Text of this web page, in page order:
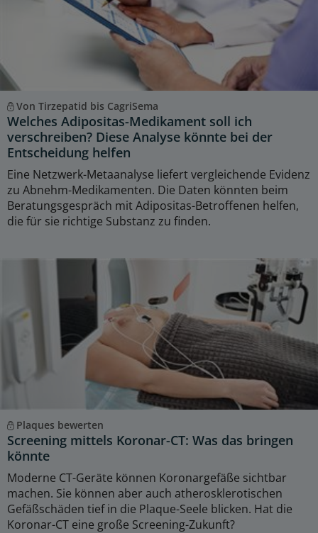
Von Tirzepatid bis CagriSema
Welches Adipositas-Medikament soll ich
verschreiben? Diese Analyse könnte bei der
Entscheidung helfen
Eine Netzwerk-Metaanalyse liefert vergleichende Evidenz
zu Abnehm-Medikamenten. Die Daten könnten beim
Beratungsgespräch mit Adipositas-Betroffenen helfen,
die für sie richtige Substanz zu finden.
Plaques bewerten
Screening mittels Koronar-CT: Was das bringen
könnte
Moderne CT-Geräte können Koronargefäße sichtbar
machen. Sie können aber auch atherosklerotischen
Gefäßschäden tief in die Plaque-Seele blicken. Hat die
Koronar-CT eine große Screening-Zukunft?